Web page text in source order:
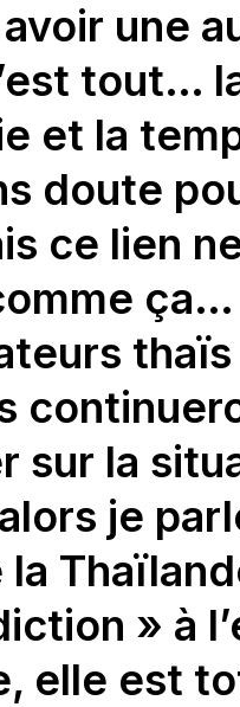
une
tout…
et la
doute
ce lien
thaïs
sur la
je
» à
elle est